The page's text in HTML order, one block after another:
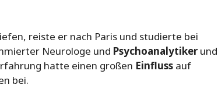
reiste er nach Paris und studierte bei
Neurologe und Psychoanalytikerund
hatte einen großen Einfluss auf
bei.